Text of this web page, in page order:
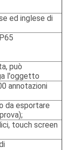
ed inglese di
può
l'oggetto
annotazioni
da esportare
touch screen